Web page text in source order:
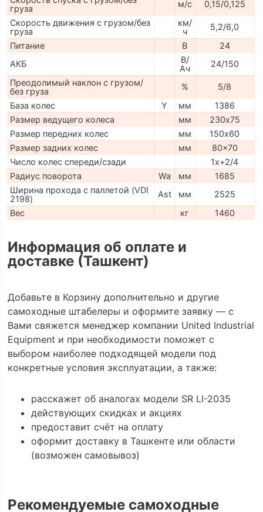
груза
м/с
0,15/0,125
Скорость движения с грузом/без
груза
км/
ч
5,2/6,0
Питание
В
24
АКБ
В/
Ач
24/150
Преодолимый наклон с грузом/
без груза
%
5/8
База колес
Y мм
1386
Размер ведущего колеса
мм
230х75
Размер передних колес
мм
150х60
Размер задних колес
мм
80x70
Число колес спереди/сзади
1x+2/4
Радиус поворота
Wa мм
1685
Ширина прохода с паллетой (VDI
2198)
Ast мм
2525
Вес
кг 1460
Информация об оплате и
доставке (Ташкент)
Добавьте в Корзину дополнительно и другие
самоходные штабелеры и оформите заявку — с
Вами свяжется менеджер компании United Industrial
Equipment и при необходимости поможет с
выбором наиболее подходящей модели под
конкретные условия эксплуатации, а также:
расскажет об аналогах модели SR LI-2035
действующих скидках и акциях
предоставит счёт на оплату
оформит доставку в Ташкенте или области
(возможен самовывоз)
Рекомендуемые самоходные